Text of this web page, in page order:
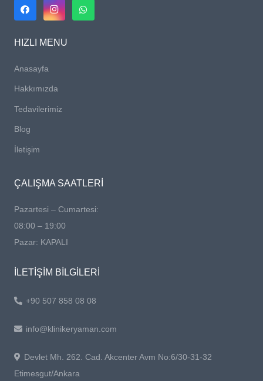
HIZLI MENU
Anasayfa
Hakkımızda
Tedavilerimiz
Blog
İletişim
ÇALIŞMA SAATLERİ
Pazartesi – Cumartesi:
08:00 – 19:00
Pazar: KAPALI
İLETİŞİM BİLGİLERİ
+90 507 858 08 08
info@klinikeryaman.com
Devlet Mh. 262. Cad. Akcenter Avm No:6/30-31-32
Etimesgut/Ankara